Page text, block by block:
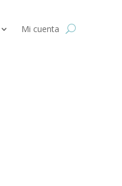
Mi cuenta